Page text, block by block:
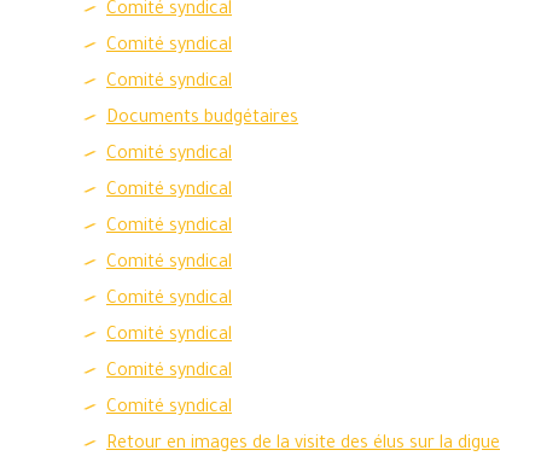
Comité syndical
Comité syndical
Comité syndical
Documents budgétaires
Comité syndical
Comité syndical
Comité syndical
Comité syndical
Comité syndical
Comité syndical
Comité syndical
Comité syndical
Retour en images de la visite des élus sur la digue